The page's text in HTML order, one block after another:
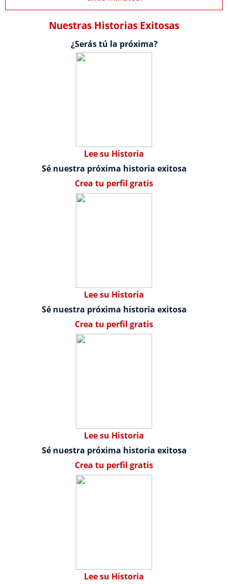
Nuestras Historias Exitosas
¿Serás tú la próxima?
Lee su Historia
Sé nuestra próxima historia exitosa
Crea tu perfil gratis
Lee su Historia
Sé nuestra próxima historia exitosa
Crea tu perfil gratis
Lee su Historia
Sé nuestra próxima historia exitosa
Crea tu perfil gratis
Lee su Historia